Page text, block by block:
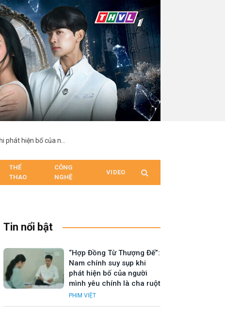
THỂ
THAO
CÔNG
NGHỆ
VIDEO
Tin nổi bật
“Hợp Đồng Từ Thượng Đế”:
Nam chính suy sụp khi
phát hiện bố của người
mình yêu chính là cha ruột
PHIM VIỆT